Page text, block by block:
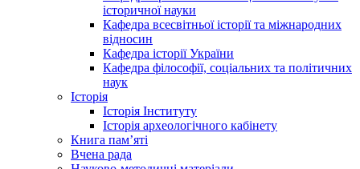
історичної науки
Кафедра всесвітньої історії та міжнародних
відносин
Кафедра історії України
Кафедра філософії, соціальних та політичних
наук
Історія
Історія Інституту
Історія археологічного кабінету
Книга памʼяті
Вчена рада